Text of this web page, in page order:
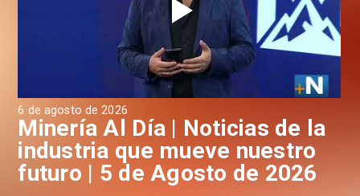
4 de agosto de 2026
Minería Al Día | Noticias de la
industria que mueve nuestro
futuro | 4 de Agosto de 2026